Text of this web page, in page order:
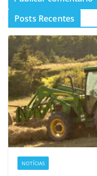
Posts Recentes
NOTÍCIAS